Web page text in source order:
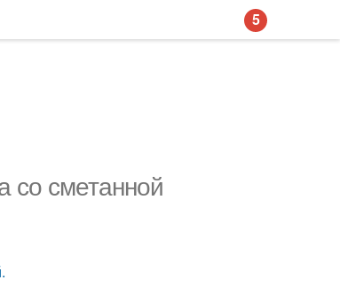
со сметанной
5